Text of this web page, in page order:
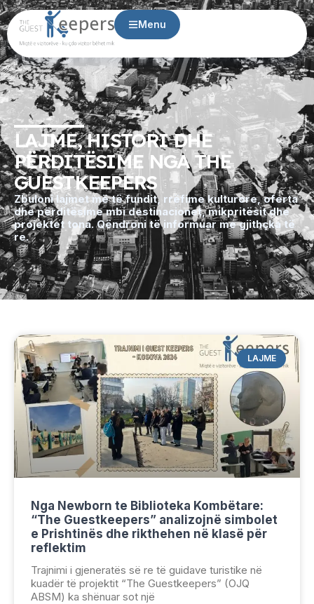
Menu
LAJME, HISTORI DHE
PËRDITËSIME NGA THE
GUESTKEEPERS
Zbuloni lajmet më të fundit, rrëfime kulturore, oferta
dhe përditësime mbi destinacionet, mikpritësit dhe
projektet tona. Qëndroni të informuar me gjithçka të
re.
LAJME
Nga Newborn te Biblioteka Kombëtare:
“The Guestkeepers” analizojnë simbolet
e Prishtinës dhe rikthehen në klasë për
reflektim
Trajnimi i gjeneratës së re të guidave turistike në
kuadër të projektit “The Guestkeepers” (OJQ
ABSM) ka shënuar sot një